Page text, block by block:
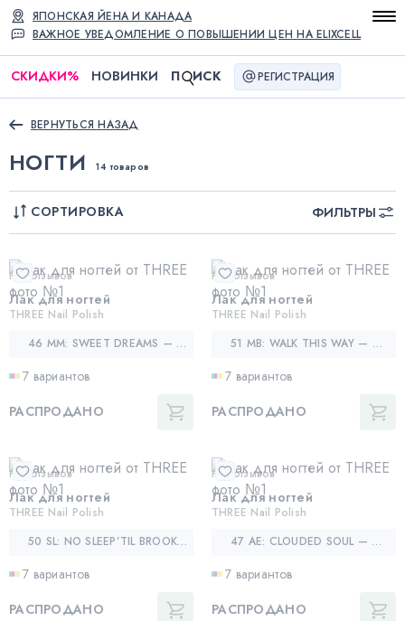
ВАЖНОЕ УВЕДОМЛЕНИЕ О ПОВЫШЕНИИ ЦЕН НА ELIXCELL
ЯПОНСКАЯ ЙЕНА И КАНАДА
СКИДКИ% НОВИНКИ П ИСК РЕГИСТРАЦИЯ
ВЕРНУТЬСЯ НАЗАД
НОГТИ 14 товаров
СОРТИРОВКА ФИЛЬТРЫ
Нет отзывов
Лак для ногтей
THREE Nail Polish
46 MM: SWEET DREAMS — ПУДРОВО-РОЗОВЫЙ
7 вариантов
РАСПРОДАНО
Нет отзывов
Лак для ногтей
THREE Nail Polish
51 MB: WALK THIS WAY — СИЯЮЩИЙ ФИОЛЕТОВЫЙ
7 вариантов
РАСПРОДАНО
Нет отзывов
Лак для ногтей
THREE Nail Polish
50 SL: NO SLEEP’TIL BROOKLYN — ИНДИГО
7 вариантов
РАСПРОДАНО
Нет отзывов
Лак для ногтей
THREE Nail Polish
47 AE: CLOUDED SOUL — ПЕСОЧНО-БЕЖЕВЫЙ
7 вариантов
РАСПРОДАНО